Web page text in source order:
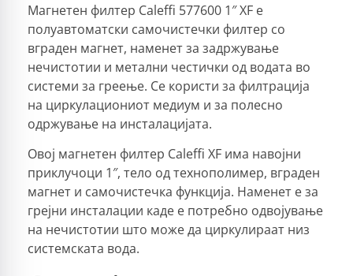
Магнетен филтер Caleffi 577600 1″ XF е
полуавтоматски самочистечки филтер со
вграден магнет, наменет за задржување
нечистотии и метални честички од водата во
системи за греење. Се користи за филтрација
на циркулациониот медиум и за полесно
одржување на инсталацијата.
Овој магнетен филтер Caleffi XF има навојни
приклучоци 1″, тело од технополимер, вграден
магнет и самочистечка функција. Наменет е за
грејни инсталации каде е потребно одвојување
на нечистотии што може да циркулираат низ
системската вода.